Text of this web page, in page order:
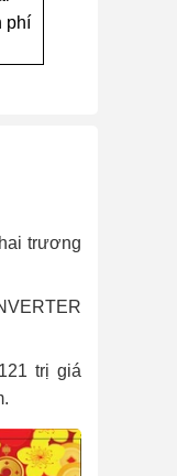
phí
trương
trị giá